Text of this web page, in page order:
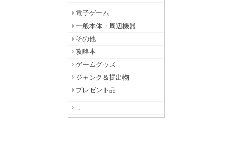
電子ゲーム
一般本体・周辺機器
その他
攻略本
ゲームグッズ
ジャンク＆掘出物
プレゼント品
．